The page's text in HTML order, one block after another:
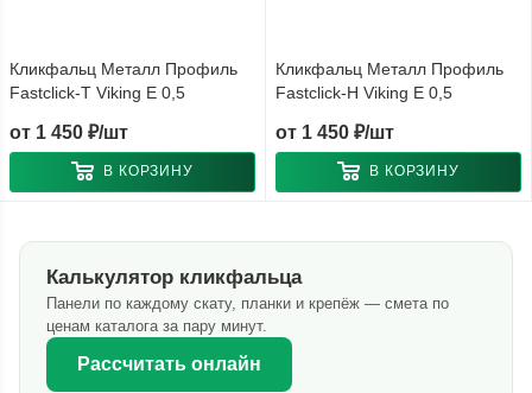
Кликфальц Металл Профиль
Fastclick-T Viking E 0,5
от 1 450 ₽/шт
В КОРЗИНУ
Кликфальц Металл Профиль
Fastclick-Н Viking E 0,5
от 1 450 ₽/шт
В КОРЗИНУ
Калькулятор кликфальца
Панели по каждому скату, планки и крепёж — смета по
ценам каталога за пару минут.
Рассчитать онлайн